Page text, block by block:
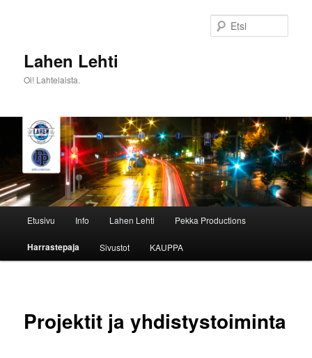
Lahen Lehti
Oi! Lahtelaista.
Etusivu Info Lahen Lehti Pekka Productions
Harrastepaja Sivustot KAUPPA
Projektit ja yhdistystoiminta